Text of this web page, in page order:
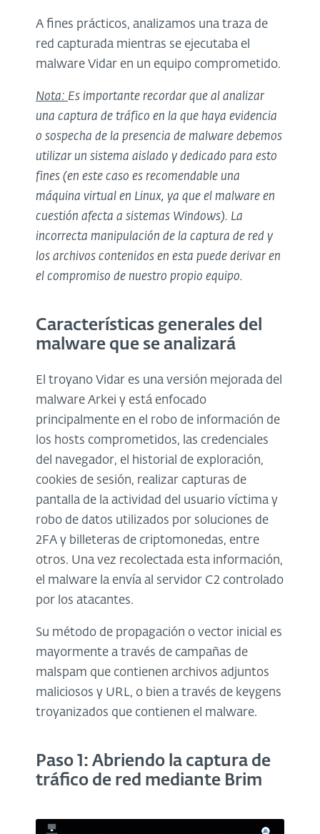
A fines prácticos, analizamos una traza de
red capturada mientras se ejecutaba el
malware Vidar en un equipo comprometido.
Nota: Es importante recordar que al analizar
una captura de tráfico en la que haya evidencia
o sospecha de la presencia de malware debemos
utilizar un sistema aislado y dedicado para esto
fines (en este caso es recomendable una
máquina virtual en Linux, ya que el malware en
cuestión afecta a sistemas Windows). La
incorrecta manipulación de la captura de red y
los archivos contenidos en esta puede derivar en
el compromiso de nuestro propio equipo.
Características generales del
malware que se analizará
El troyano Vidar es una versión mejorada del
malware Arkei y está enfocado
principalmente en el robo de información de
los hosts comprometidos, las credenciales
del navegador, el historial de exploración,
cookies de sesión, realizar capturas de
pantalla de la actividad del usuario víctima y
robo de datos utilizados por soluciones de
2FA y billeteras de criptomonedas, entre
otros. Una vez recolectada esta información,
el malware la envía al servidor C2 controlado
por los atacantes.
Su método de propagación o vector inicial es
mayormente a través de campañas de
malspam que contienen archivos adjuntos
maliciosos y URL, o bien a través de keygens
troyanizados que contienen el malware.
Paso 1: Abriendo la captura de
tráfico de red mediante Brim